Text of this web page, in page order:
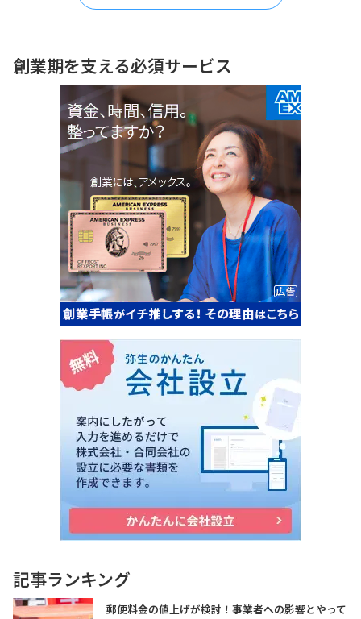
創業期を支える必須サービス
記事ランキング
郵便料金の値上げが検討！事業者への影響とやって